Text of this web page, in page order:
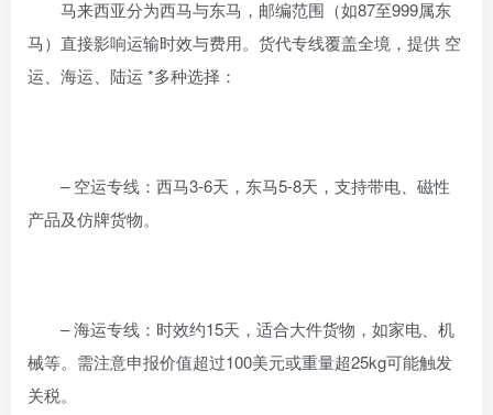
马来西亚分为西马与东马，邮编范围（如87至999属东
马）直接影响运输时效与费用。货代专线覆盖全境，提供 空
运、海运、陆运 *多种选择：
– 空运专线：西马3-6天，东马5-8天，支持带电、磁性
产品及仿牌货物。
– 海运专线：时效约15天，适合大件货物，如家电、机
械等。需注意申报价值超过100美元或重量超25kg可能触发
关税。